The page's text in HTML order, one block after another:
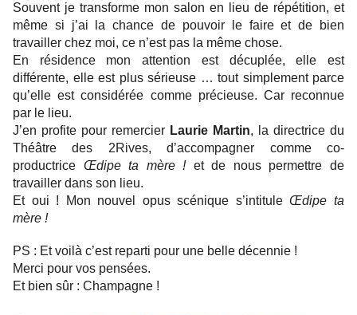
Souvent je transforme mon salon en lieu de répétition, et
même si j’ai la chance de pouvoir le faire et de bien
travailler chez moi, ce n’est pas la même chose.
En résidence mon attention est décuplée, elle est
différente, elle est plus sérieuse … tout simplement parce
qu’elle est considérée comme précieuse. Car reconnue
par le lieu.
J’en profite pour remercier Laurie Martin, la directrice du
Théâtre des 2Rives, d’accompagner comme co-
productrice Œdipe ta mère ! et de nous permettre de
travailler dans son lieu.
Et oui ! Mon nouvel opus scénique s’intitule Œdipe ta
mère !
PS : Et voilà c’est reparti pour une belle décennie !
Merci pour vos pensées.
Et bien sûr : Champagne !